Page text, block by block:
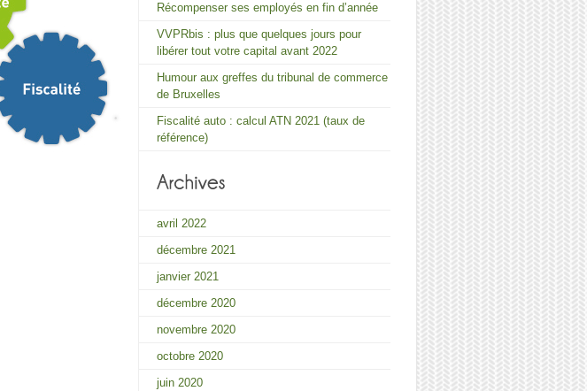
Récompenser ses employés en fin d’année
VVPRbis : plus que quelques jours pour
libérer tout votre capital avant 2022
Humour aux greffes du tribunal de commerce
de Bruxelles
Fiscalité auto : calcul ATN 2021 (taux de
référence)
avril 2022
décembre 2021
janvier 2021
décembre 2020
novembre 2020
octobre 2020
juin 2020